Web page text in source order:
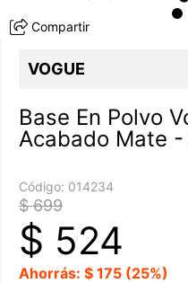
Compartir
VOGUE
Base En Polvo
Acabado Mate
Código: 014234
$ 699
$ 524
Ahorrás: $ 175 (25%)